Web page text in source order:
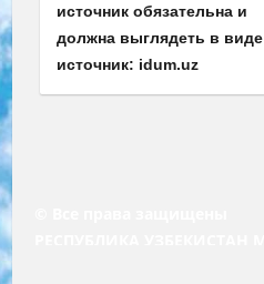
источник обязательна и
должна выглядеть в виде
источник: idum.uz